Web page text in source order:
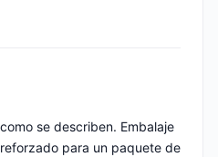
se describen. Embalaje
para un paquete de